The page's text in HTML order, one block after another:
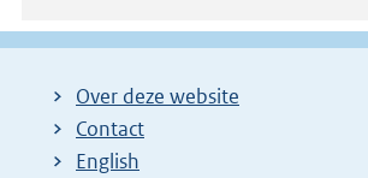
Over deze website
Contact
English